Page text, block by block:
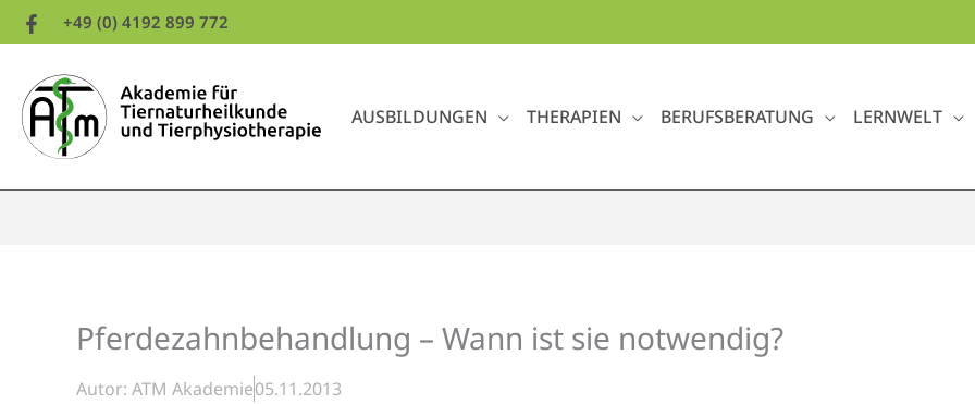
Zum
Inhalt
+49 (0) 4192 899 772
AUSBILDUNGEN THERAPIEN BERUFSBERATUNG LERNWELT
Pferdezahnbehandlung – Wann ist sie notwendig?
Autor: ATM Akademie05.11.2013